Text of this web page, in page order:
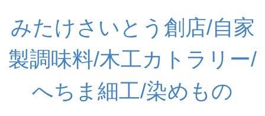
みたけさいとう創店/自家
製調味料/木工カトラリー/
へちま細工/染めもの